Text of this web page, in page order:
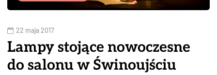
22 maja 2017
Lampy stojące nowoczesne
do salonu w Świnoujściu